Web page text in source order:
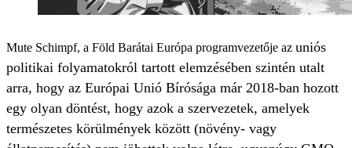
Mute Schimpf, a Föld Barátai Európa programvezetője az uniós
politikai folyamatokról tartott elemzésében szintén utalt
arra, hogy az Európai Unió Bírósága már 2018-ban hozott
egy olyan döntést, hogy azok a szervezetek, amelyek
természetes körülmények között (növény- vagy